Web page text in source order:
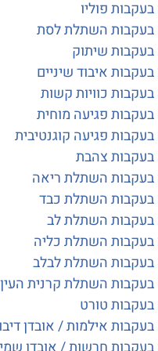
פוליו
השתלת לסת
שיתוק
איבוד שיניים
כוויות קשות
פגיעה מוחית
פגיעה קוגנטיבית
צהבת
השתלת ריאה
השתלת כבד
השתלת לב
השתלת כליה
השתלת לבלב
השתלת קרנית העין
טורט
אילמות / אובדן